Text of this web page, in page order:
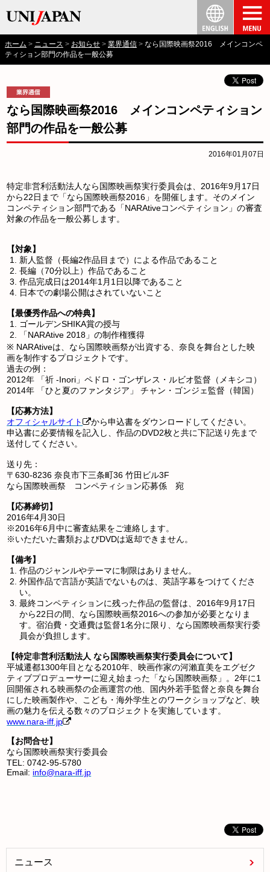
ホーム ニュース お知らせ 業界通信
なら国際映画祭2016 メインコンペ
ティション部門の作品を一般公募
なら国際映画祭2016 メインコンペティション
部門の作品を一般公募
2016年01月07日
特定非営利活動法人なら国際映画祭実行委員会は、2016年9月17日
から22日まで「なら国際映画祭2016」を開催します。そのメイン
コンペティション部門である「NARAtiveコンペティション」の審査
対象の作品を一般公募します。
【対象】
新人監督（長編2作品目まで）による作品であること
長編（70分以上）作品であること
作品完成日は2014年1月1日以降であること
日本での劇場公開はされていないこと
【最優秀作品への特典】
ゴールデンSHIKA賞の授与
「NARAtive 2018」の制作権獲得
※ NARAtiveは、なら国際映画祭が出資する、奈良を舞台とした映
画を制作するプロジェクトです。
過去の例：
2012年 「祈 -Inori」ペドロ・ゴンザレス・ルビオ監督（メキシコ）
2014年 「ひと夏のファンタジア」 チャン・ゴンジェ監督（韓国）
【応募方法】
オフィシャルサイト
から申込書をダウンロードしてください。
申込書に必要情報を記入し、作品のDVD2枚と共に下記送り先まで
送付してください。
送り先：
〒630-8236 奈良市下三条町36 竹田ビル3F
なら国際映画祭 コンペティション応募係 宛
【応募締切】
2016年4月30日
※2016年6月中に審査結果をご連絡します。
※いただいた書類およびDVDは返却できません。
【備考】
作品のジャンルやテーマに制限はありません。
外国作品で言語が英語でないものは、英語字幕をつけてくださ
い。
最終コンペティションに残った作品の監督は、2016年9月17日
から22日の間、なら国際映画祭2016への参加が必要となりま
す。宿泊費・交通費は監督1名分に限り、なら国際映画祭実行委
員会が負担します。
【特定非営利活動法人 なら国際映画祭実行委員会について】
平城遷都1300年目となる2010年、映画作家の河瀨直美をエグゼク
ティブプロデューサーに迎え始まった「なら国際映画祭」。2年に1
回開催される映画祭の企画運営の他、国内外若手監督と奈良を舞台
にした映画製作や、こども・海外学生とのワークショップなど、映
画の魅力を伝える数々のプロジェクトを実施しています。
www.nara-iff.jp
【お問合せ】
なら国際映画祭実行委員会
TEL: 0742-95-5780
Email: info@nara-iff.jp
ニュース